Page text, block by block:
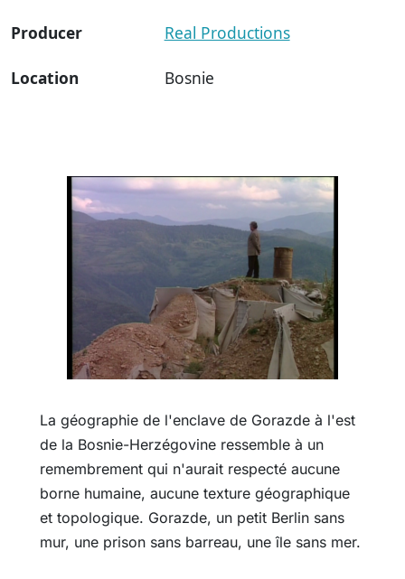
Producer Real Productions
Location Bosnie
La géographie de l'enclave de Gorazde à l'est
de la Bosnie-Herzégovine ressemble à un
remembrement qui n'aurait respecté aucune
borne humaine, aucune texture géographique
et topologique. Gorazde, un petit Berlin sans
mur, une prison sans barreau, une île sans mer.